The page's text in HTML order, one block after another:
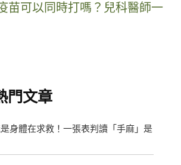
苗可以同時打嗎？兒科醫師一
門文章
身體在求救！一張表判讀「手麻」是